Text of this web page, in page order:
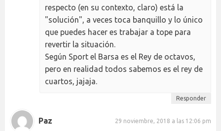
respecto (en su contexto, claro) está la
"solución", a veces toca banquillo y lo único
que puedes hacer es trabajar a tope para
revertir la situación.
Según Sport el Barsa es el Rey de octavos,
pero en realidad todos sabemos es el rey de
cuartos, jajaja.
Responder
Paz 29 noviembre, 2018 a las 12:06 pm